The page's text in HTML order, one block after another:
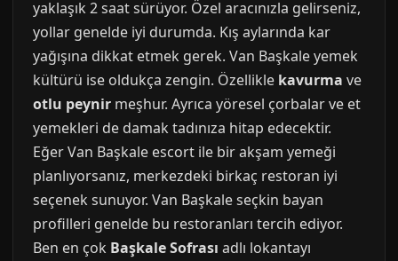
yaklaşık 2 saat sürüyor. Özel aracınızla gelirseniz,
yollar genelde iyi durumda. Kış aylarında kar
yağışına dikkat etmek gerek. Van Başkale yemek
kültürü ise oldukça zengin. Özellikle kavurma ve
otlu peynir meşhur. Ayrıca yöresel çorbalar ve et
yemekleri de damak tadınıza hitap edecektir.
Eğer Van Başkale escort ile bir akşam yemeği
planlıyorsanız, merkezdeki birkaç restoran iyi
seçenek sunuyor. Van Başkale seçkin bayan
profilleri genelde bu restoranları tercih ediyor.
Ben en çok Başkale Sofrası adlı lokantayı